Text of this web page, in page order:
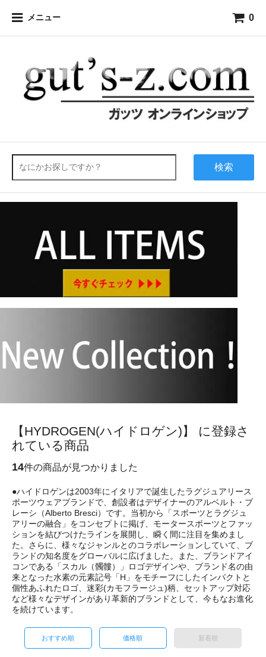
メニュー 0
検索
【HYDROGEN(ハイドロゲン)】 に登録さ
れている商品
14件の商品が見つかりました
●ハイドロゲンは2003年にイタリアで誕生したラグジュアリース
ポーツウェアブランドで、創設者はデザイナーのアルベルト・ブ
レーシ（Alberto Bresci）です。当初から「スポーツとラグジュ
アリーの融合」をコンセプトに掲げ、モータースポーツとファッ
ションを結びつけたラインを展開し、瞬く間に注目を集めまし
た。さらに、様々なジャンルとのコラボレーションしていて、ブ
ランドの知名度をグローバルに広げました。また、ブランドアイ
コンである「スカル（髑髏）」ロゴデザインや、ブランド名の由
来となった水素の元素記号「H」をモチーフにしたインパクトと
個性あふれたロゴ、迷彩(カモフラージュ)柄、セットアップ対応
など様々なデザインがあり革新的ブランドとして、今もなお進化
を続けています。
おすすめ順 価格順 新着順